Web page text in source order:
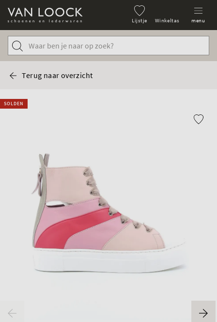
Lijstje Winkeltas menu
Terug naar overzicht
SOLDEN